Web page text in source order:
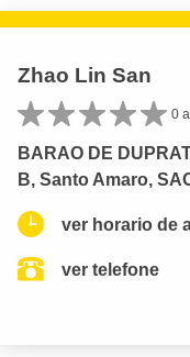
Zhao Lin San
0
BARAO DE
B, Santo Amaro,
ver horario de
ver telefone